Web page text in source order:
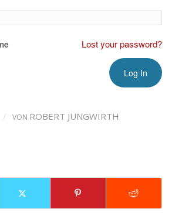
Lost your password?
/ VON ROBERT JUNGWIRTH